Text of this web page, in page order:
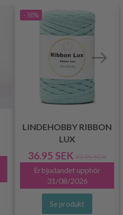
- 50%
LINDEHOBBY RIBBON
LUX
36.95 SEK 73.95 SEK
Erbjudandet upphör
31/08/2026
Se produkt